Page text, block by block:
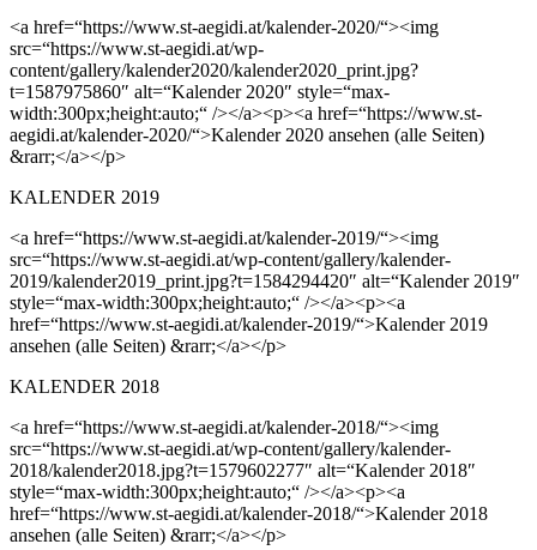
<a href=“https://www.st-aegidi.at/kalender-2020/“><img
src=“https://www.st-aegidi.at/wp-
content/gallery/kalender2020/kalender2020_print.jpg?
t=1587975860″ alt=“Kalender 2020″ style=“max-
width:300px;height:auto;“ /></a><p><a href=“https://www.st-
aegidi.at/kalender-2020/“>Kalender 2020 ansehen (alle Seiten)
&rarr;</a></p>
KALENDER 2019
<a href=“https://www.st-aegidi.at/kalender-2019/“><img
src=“https://www.st-aegidi.at/wp-content/gallery/kalender-
2019/kalender2019_print.jpg?t=1584294420″ alt=“Kalender 2019″
style=“max-width:300px;height:auto;“ /></a><p><a
href=“https://www.st-aegidi.at/kalender-2019/“>Kalender 2019
ansehen (alle Seiten) &rarr;</a></p>
KALENDER 2018
<a href=“https://www.st-aegidi.at/kalender-2018/“><img
src=“https://www.st-aegidi.at/wp-content/gallery/kalender-
2018/kalender2018.jpg?t=1579602277″ alt=“Kalender 2018″
style=“max-width:300px;height:auto;“ /></a><p><a
href=“https://www.st-aegidi.at/kalender-2018/“>Kalender 2018
ansehen (alle Seiten) &rarr;</a></p>